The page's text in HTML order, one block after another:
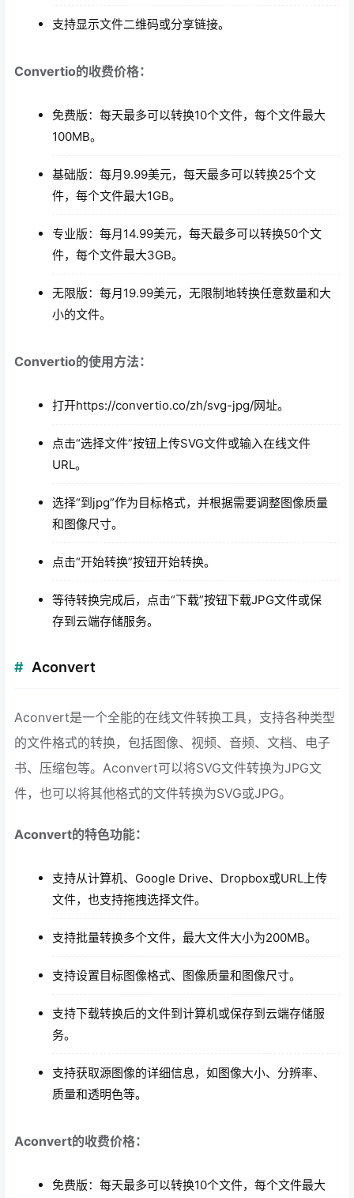
支持显示文件二维码或分享链接。
Convertio的收费价格：
免费版：每天最多可以转换10个文件，每个文件最大
100MB。
基础版：每月9.99美元，每天最多可以转换25个文
件，每个文件最大1GB。
专业版：每月14.99美元，每天最多可以转换50个文
件，每个文件最大3GB。
无限版：每月19.99美元，无限制地转换任意数量和大
小的文件。
Convertio的使用方法：
打开https://convertio.co/zh/svg-jpg/网址。
点击“选择文件”按钮上传SVG文件或输入在线文件
URL。
选择“到jpg”作为目标格式，并根据需要调整图像质量
和图像尺寸。
点击“开始转换”按钮开始转换。
等待转换完成后，点击“下载”按钮下载JPG文件或保
存到云端存储服务。
Aconvert
Aconvert是一个全能的在线文件转换工具，支持各种类型
的文件格式的转换，包括图像、视频、音频、文档、电子
书、压缩包等。Aconvert可以将SVG文件转换为JPG文
件，也可以将其他格式的文件转换为SVG或JPG。
Aconvert的特色功能：
支持从计算机、Google Drive、Dropbox或URL上传
文件，也支持拖拽选择文件。
支持批量转换多个文件，最大文件大小为200MB。
支持设置目标图像格式、图像质量和图像尺寸。
支持下载转换后的文件到计算机或保存到云端存储服
务。
支持获取源图像的详细信息，如图像大小、分辨率、
质量和透明色等。
Aconvert的收费价格：
免费版：每天最多可以转换10个文件，每个文件最大